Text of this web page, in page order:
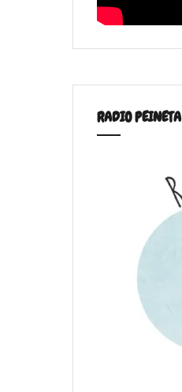
RADIO PEINETA